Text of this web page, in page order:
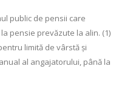
public de pensii care
pensie prevăzute la alin. (1)
limită de vârstă şi
al angajatorului, până la